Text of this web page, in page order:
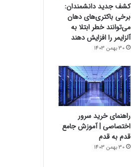
کشف جدید دانشمندان:
برخی باکتری‌های دهان
می‌توانند خطر ابتلا به
آلزایمر را افزایش دهند
30 بهمن 1403
راهنمای خرید سرور
اختصاصی | آموزش جامع
قدم به قدم
30 بهمن 1403